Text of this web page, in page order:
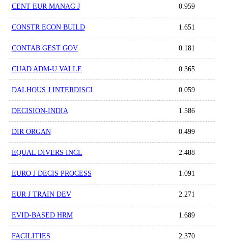
CENT EUR MANAG J 0.959
CONSTR ECON BUILD 1.651
CONTAB GEST GOV 0.181
CUAD ADM-U VALLE 0.365
DALHOUS J INTERDISCI 0.059
DECISION-INDIA 1.586
DIR ORGAN 0.499
EQUAL DIVERS INCL 2.488
EURO J DECIS PROCESS 1.091
EUR J TRAIN DEV 2.271
EVID-BASED HRM 1.689
FACILITIES 2.370